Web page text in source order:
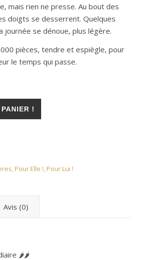
mais rien ne presse. Au bout des
doigts se desserrent. Quelques
journée se dénoue, plus légère.
pièces, tendre et espiègle, pour
le temps qui passe.
!
,Pour Elle !,Pour Lui !
Avis (0)
🌶🌶